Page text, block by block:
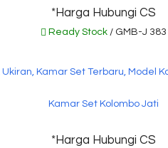
*Harga Hubungi CS
Ready Stock/ GMB-J 383
Kamar Set Kolombo Jati
*Harga Hubungi CS